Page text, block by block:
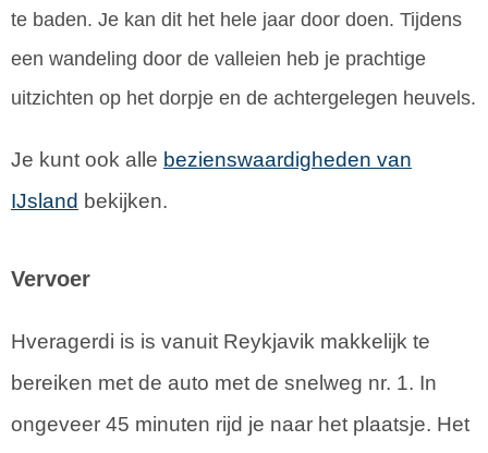
te baden. Je kan dit het hele jaar door doen. Tijdens
een wandeling door de valleien heb je prachtige
uitzichten op het dorpje en de achtergelegen heuvels.
Je kunt ook alle bezienswaardigheden van
IJsland bekijken.
Vervoer
Hveragerdi is is vanuit Reykjavik makkelijk te
bereiken met de auto met de snelweg nr. 1. In
ongeveer 45 minuten rijd je naar het plaatsje. Het